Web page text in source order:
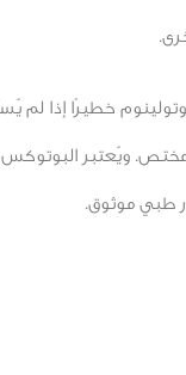
خطيرًا إذا
ويُعتبر البوتوكس
طبي موثوق.